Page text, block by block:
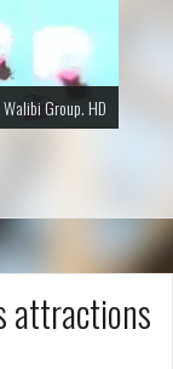
Group. HD
attractions